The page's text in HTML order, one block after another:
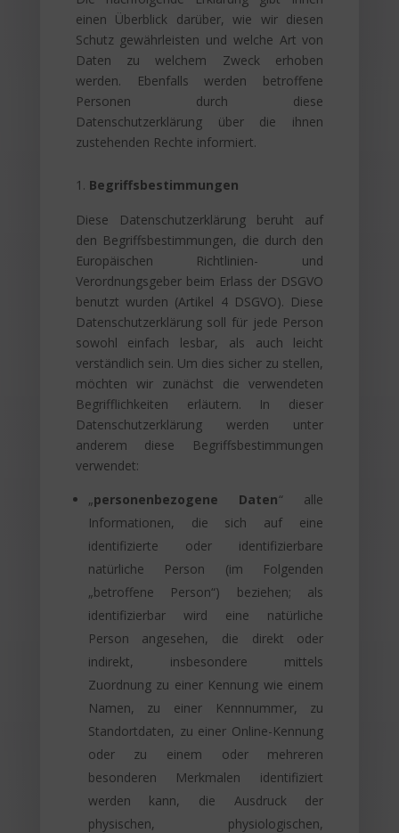
einen Überblick darüber, wie wir diesen
Schutz gewährleisten und welche Art von
Daten zu welchem Zweck erhoben
werden. Ebenfalls werden betroffene
Personen durch diese
Datenschutzerklärung über die ihnen
zustehenden Rechte informiert.
Begriffsbestimmungen
Diese Datenschutzerklärung beruht auf
den Begriffsbestimmungen, die durch den
Europäischen Richtlinien- und
Verordnungsgeber beim Erlass der DSGVO
benutzt wurden (Artikel 4 DSGVO). Diese
Datenschutzerklärung soll für jede Person
sowohl einfach lesbar, als auch leicht
verständlich sein. Um dies sicher zu stellen,
möchten wir zunächst die verwendeten
Begrifflichkeiten erläutern. In dieser
Datenschutzerklärung werden unter
anderem diese Begriffsbestimmungen
verwendet:
„personenbezogene Daten“ alle
Informationen, die sich auf eine
identifizierte oder identifizierbare
natürliche Person (im Folgenden
„betroffene Person“) beziehen; als
identifizierbar wird eine natürliche
Person angesehen, die direkt oder
indirekt, insbesondere mittels
Zuordnung zu einer Kennung wie einem
Namen, zu einer Kennnummer, zu
Standortdaten, zu einer Online-Kennung
oder zu einem oder mehreren
besonderen Merkmalen identifiziert
werden kann, die Ausdruck der
physischen, physiologischen,